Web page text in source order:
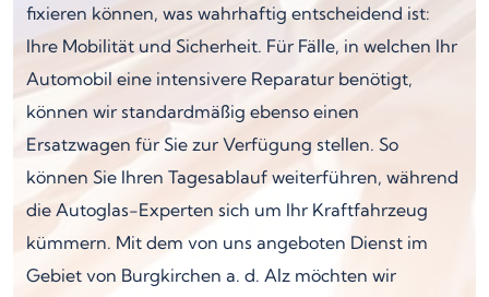
fixieren können, was wahrhaftig entscheidend ist:
Ihre Mobilität und Sicherheit. Für Fälle, in welchen Ihr
Automobil eine intensivere Reparatur benötigt,
können wir standardmäßig ebenso einen
Ersatzwagen für Sie zur Verfügung stellen. So
können Sie Ihren Tagesablauf weiterführen, während
die Autoglas-Experten sich um Ihr Kraftfahrzeug
kümmern. Mit dem von uns angeboten Dienst im
Gebiet von Burgkirchen a. d. Alz möchten wir